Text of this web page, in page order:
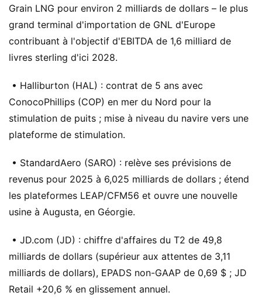
Grain LNG pour environ 2 milliards de dollars – le plus
grand terminal d'importation de GNL d'Europe
contribuant à l'objectif d'EBITDA de 1,6 milliard de
livres sterling d'ici 2028.
• Halliburton (HAL) : contrat de 5 ans avec
ConocoPhillips (COP) en mer du Nord pour la
stimulation de puits ; mise à niveau du navire vers une
plateforme de stimulation.
• StandardAero (SARO) : relève ses prévisions de
revenus pour 2025 à 6,025 milliards de dollars ; étend
les plateformes LEAP/CFM56 et ouvre une nouvelle
usine à Augusta, en Géorgie.
• JD.com (JD) : chiffre d'affaires du T2 de 49,8
milliards de dollars (supérieur aux attentes de 3,11
milliards de dollars), EPADS non-GAAP de 0,69 $ ; JD
Retail +20,6 % en glissement annuel.